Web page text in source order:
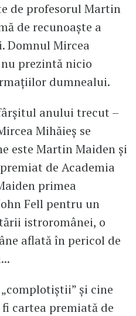
de profesorul Martin
de recunoaște a
Domnul Mircea
prezintă nicio
dumnealui.
anului trecut –
Mihăieș se
este Martin Maiden și
de Academia
primea
Fell pentru un
istroromânei, o
aflată în pericol de
și cine
cartea premiată de